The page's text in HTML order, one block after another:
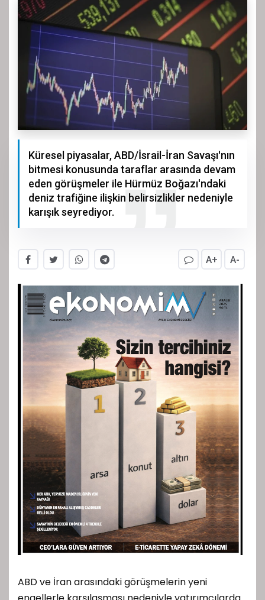
Küresel piyasalar, ABD/İsrail-İran Savaşı'nın
bitmesi konusunda taraflar arasında devam
eden görüşmeler ile Hürmüz Boğazı'ndaki
deniz trafiğine ilişkin belirsizlikler nedeniyle
karışık seyrediyor.
A+ A-
ABD ve İran arasındaki görüşmelerin yeni